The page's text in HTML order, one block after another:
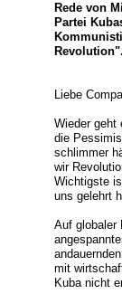
Rede von
Partei
Revolution".
Liebe
Wieder geht
die
schlimmer
wir
Wichtigste
uns gelehrt
Auf globaler
mit
Kuba nicht